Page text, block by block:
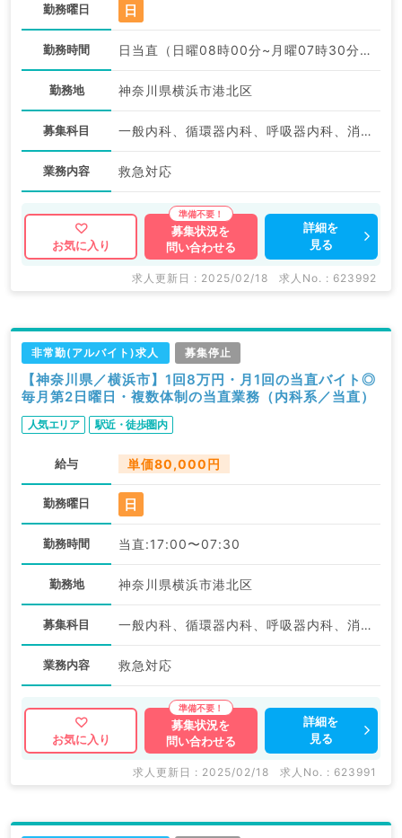
勤務曜日 日
勤務時間 日当直（日曜08時00分~月曜07時30分）:08:00〜07:30
勤務地 神奈川県横浜市港北区
募集科目 一般内科、循環器内科、呼吸器内科、消化器内科、腎臓内科、血液内科
業務内容 救急対応
お気に入り
募集状況を
問い合わせる
詳細を
見る
求人更新日 : 2025/02/18 求人No. : 623992
非常勤(アルバイト)求人 募集停止
【神奈川県／横浜市】1回8万円・月1回の当直バイト◎
毎月第2日曜日・複数体制の当直業務（内科系／当直）
人気エリア 駅近・徒歩圏内
給与 単価80,000円
勤務曜日 日
勤務時間 当直:17:00〜07:30
勤務地 神奈川県横浜市港北区
募集科目 一般内科、循環器内科、呼吸器内科、消化器内科、腎臓内科、血液内科
業務内容 救急対応
お気に入り
募集状況を
問い合わせる
詳細を
見る
求人更新日 : 2025/02/18 求人No. : 623991